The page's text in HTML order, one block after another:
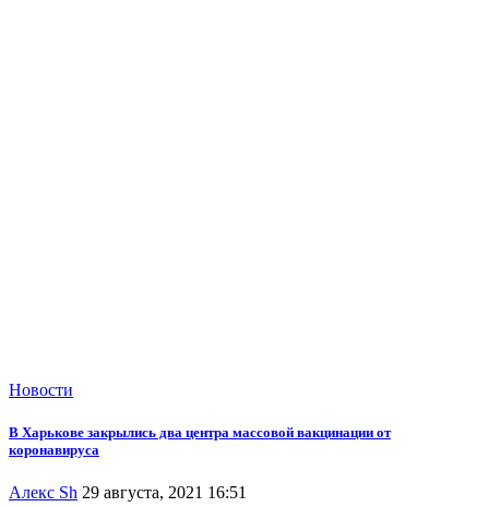
Новости
В Харькове закрылись два центра массовой вакцинации от
коронавируса
Алекс Sh 29 августа, 2021 16:51